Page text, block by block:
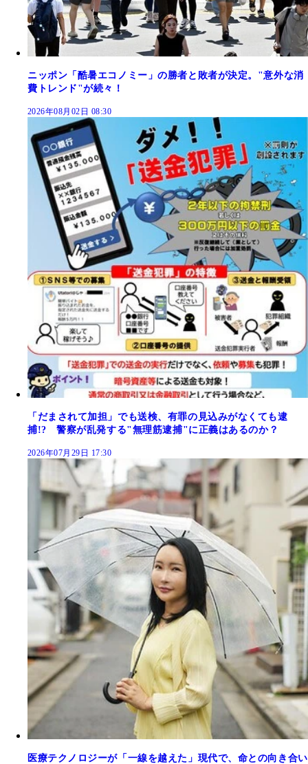
ニッポン「酷暑エコノミー」の勝者と敗者が決定。"意外な消
費トレンド"が続々！
2026年08月02日 08:30
「だまされて加担」でも送検、有罪の見込みがなくても逮
捕!? 警察が乱発する"無理筋逮捕"に正義はあるのか？
2026年07月29日 17:30
医療テクノロジーが「一線を越えた」現代で、命との向き合い